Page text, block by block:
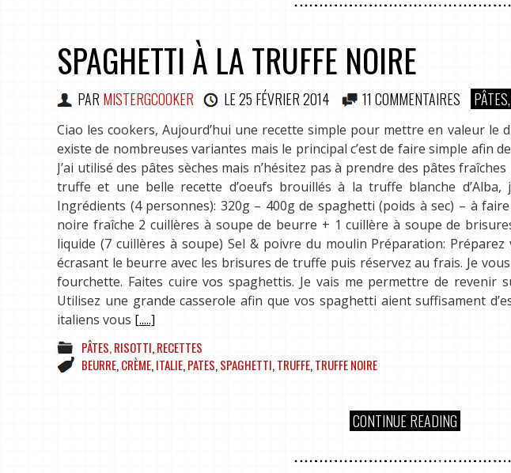
SPAGHETTI À LA TRUFFE NOIRE
PAR MISTERGCOOKER LE25 FÉVRIER 2014 11 COMMENTAIRES
Ciao les cookers, Aujourd’hui une recette simple pour mettre en valeur le
existe de nombreuses variantes mais le principal c’est de faire simple afin
J’ai utilisé des pâtes sèches mais n’hésitez pas à prendre des pâtes
truffe et une belle recette d’oeufs brouillés à la truffe blanche d’Alba,
Ingrédients (4 personnes): 320g – 400g de spaghetti (poids à sec) – à
noire fraîche 2 cuillères à soupe de beurre + 1 cuillère à soupe de
liquide (7 cuillères à soupe) Sel & poivre du moulin Préparation:
écrasant le beurre avec les brisures de truffe puis réservez au frais. Je
fourchette. Faites cuire vos spaghettis. Je vais me permettre de revenir
Utilisez une grande casserole afin que vos spaghetti aient suffisament
italiens vous [.....]
PÂTES, RISOTTI,RECETTES
BEURRE,CRÈME,ITALIE,PATES,SPAGHETTI,TRUFFE,TRUFFE NOIRE
CONTINUE READING